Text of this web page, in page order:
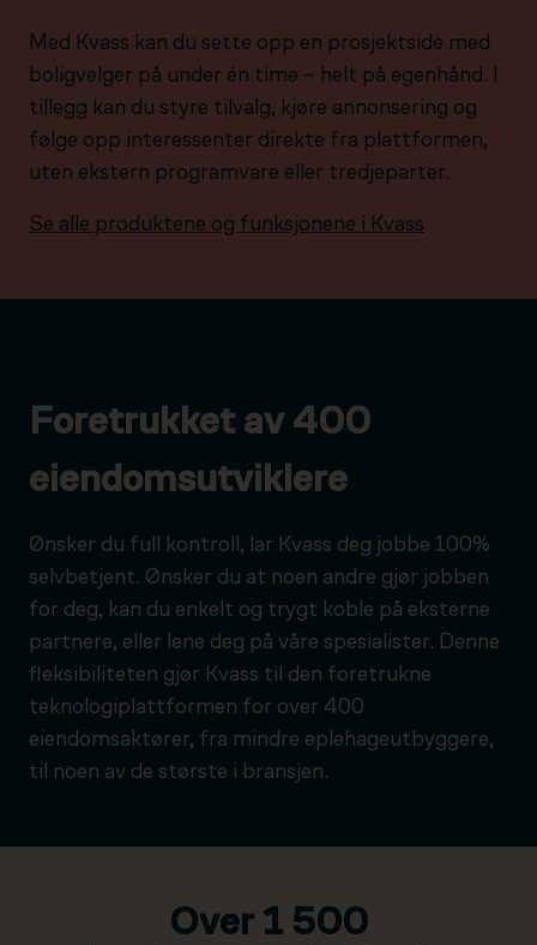
Med Kvass kan du sette opp en prosjektside med
boligvelger på under én time – helt på egenhånd. I
tillegg kan du styre tilvalg, kjøre annonsering og
følge opp interessenter direkte fra plattformen,
uten ekstern programvare eller tredjeparter.
Se alle produktene og funksjonene i Kvass
Foretrukket av 400
eiendomsutviklere
Ønsker du full kontroll, lar Kvass deg jobbe 100%
selvbetjent. Ønsker du at noen andre gjør jobben
for deg, kan du enkelt og trygt koble på eksterne
partnere, eller lene deg på våre spesialister. Denne
fleksibiliteten gjør Kvass til den foretrukne
teknologiplattformen for over 400
eiendomsaktører, fra mindre eplehageutbyggere,
til noen av de største i bransjen.
Over 1 500